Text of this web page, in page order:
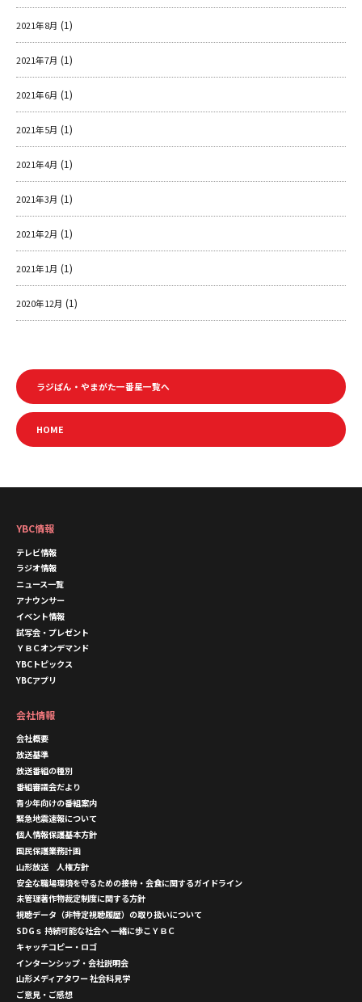
2021年8月 (1)
2021年7月 (1)
2021年6月 (1)
2021年5月 (1)
2021年4月 (1)
2021年3月 (1)
2021年2月 (1)
2021年1月 (1)
2020年12月 (1)
ラジぱん・やまがた一番星一覧へ
HOME
YBC情報
テレビ情報
ラジオ情報
ニュース一覧
アナウンサー
イベント情報
試写会・プレゼント
ＹＢＣオンデマンド
YBCトピックス
YBCアプリ
会社情報
会社概要
放送基準
放送番組の種別
番組審議会だより
青少年向けの番組案内
緊急地震速報について
個人情報保護基本方針
国民保護業務計画
山形放送 人権方針
安全な職場環境を守るための接待・会食に関するガイドライン
未管理著作物裁定制度に関する方針
視聴データ（非特定視聴履歴）の取り扱いについて
SDGｓ 持続可能な社会へ 一緒に歩こＹＢＣ
キャッチコピー・ロゴ
インターンシップ・会社説明会
山形メディアタワー 社会科見学
ご意見・ご感想